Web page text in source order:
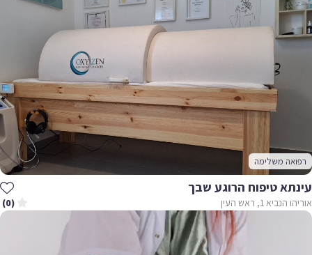
רפואה משלימה
עינתא טיפוח הרוגע שבך
אוריהו הנביא 1, ראש העין (0)